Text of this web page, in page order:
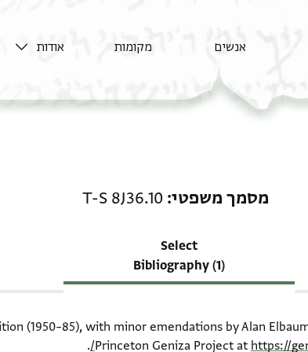
אנשים מקומות אודות
מסמך משפטי T-S 8J36.10
Select
Bibliography (1)
(1950–85), with minor emendations by Alan
Princeton Geniza Project at https://
.